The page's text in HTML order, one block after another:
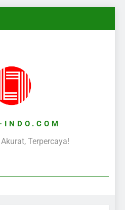
INDO.COM
Terpercaya!